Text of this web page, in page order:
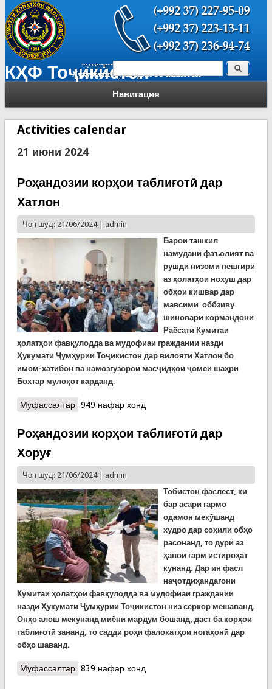
КҲФ Тоҷикистон
Навигация
Форма поиска Поиск
Activities calendar
21 июни 2024
Роҳандозии корҳои таблиғотӣ дар
Хатлон
Чоп шуд: 21/06/2024 | admin
Барои ташкил
намудани фаъолият ва
рушди низоми пешгирӣ
аз ҳолатҳои нохуш дар
обҳои кишвар дар
мавсими оббзиву
шиноварӣ кормандони
Раёсати Кумитаи
ҳолатҳои фавқулодда ва мудофиаи граждании назди
Ҳукумати Ҷумҳурии Тоҷикистон дар вилояти Хатлон бо
имом-хатибон ва намозгузорои масҷидҳои ҷомеи шаҳри
Бохтар мулоқот карданд.
Муфассалтаро Роҳандозии корҳои таблиғотӣ дар Хатлон
949 нафар хонд
Роҳандозии корҳои таблиғотӣ дар
Хоруғ
Чоп шуд: 21/06/2024 | admin
Тобистон фаслест, ки
бар асари гармо
одамон мекӯшанд
худро дар соҳили обҳо
расонанд, то дурӣ аз
ҳавои гарм истироҳат
кунанд. Дар ин фасл
наҷотдиҳандагони
Кумитаи ҳолатҳои фавқулодда ва мудофиаи граждании
назди Ҳукумати Ҷумҳурии Тоҷикистон низ серкор мешаванд.
Онҳо алош мекунанд миёни мардум бошанд, даст ба корҳои
таблиғотӣ зананд, то садди роҳи фалокатҳои ногаҳонӣ дар
обҳо шаванд.
Муфассалтаро Роҳандозии корҳои таблиғотӣ дар Хоруғ
839 нафар хонд